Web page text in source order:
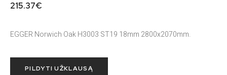
215.37€
EGGER Norwich Oak H3003 ST19 18mm 2800x2070mm.
PILDYTI UŽKLAUSĄ